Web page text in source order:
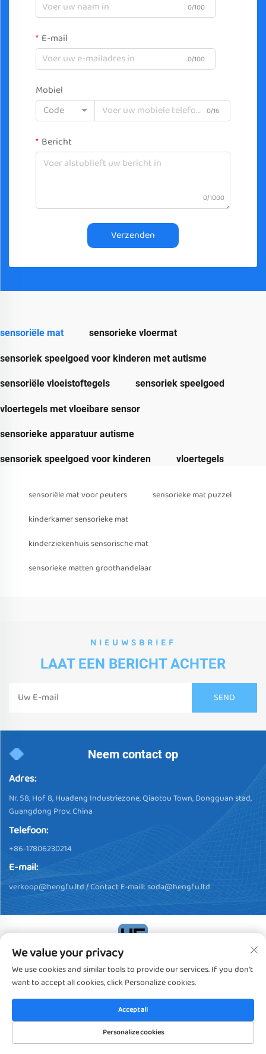
0/100
E-mail
0/100
Mobiel
Code
0/16
Bericht
0/1000
Verzenden
sensoriële mat sensorieke vloermat
sensoriek speelgoed voor kinderen met autisme
sensoriële vloeistoftegels sensoriek speelgoed
vloertegels met vloeibare sensor
sensorieke apparatuur autisme
sensoriek speelgoed voor kinderen vloertegels
sensoriële mat voor peuters
sensorieke mat puzzel
kinderkamer sensorieke mat
kinderziekenhuis sensorische mat
sensorieke matten groothandelaar
NIEUWSBRIEF
LAAT EEN BERICHT ACHTER
Neem contact op
Adres:
Nr. 58, Hof 8, Huadeng Industriezone, Qiaotou Town, Dongguan stad,
Guangdong Prov. China
Telefoon:
+86-17806230214
E-mail:
verkoop@hengfu.ltd/ Contact E-maill:soda@hengfu.ltd
Copyright © 2024, Dongguan Hengfu Plastic Products Co., Ltd.
Alle rechten voorbehoudenPrivacybeleid
We value your privacy
We use cookies and similar tools to provide our services. If you don't
want to accept all cookies, click Personalize cookies.
Personalize cookies
Accept all